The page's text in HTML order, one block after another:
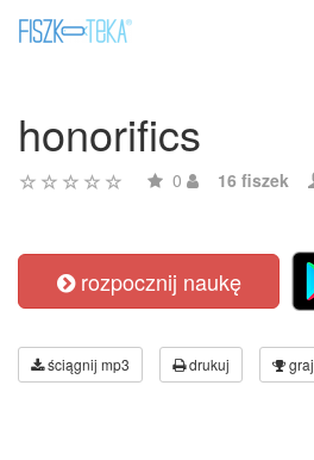
honorifics
0 16 fiszek
rozpocznij naukę
ściągnij mp3 drukuj graj